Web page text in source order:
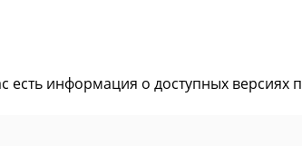
есть информация о доступных